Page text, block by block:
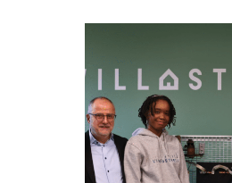
JE FAIS LE TEST